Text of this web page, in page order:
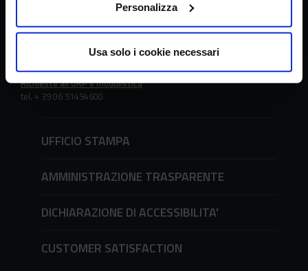
Personalizza
Usa solo i cookie necessari
URP - Ufficio Relazioni con il Pubblico
Richieste all'URP e modulistica
tel. + 39 06 51494600
UFFICIO STAMPA
AMMINISTRAZIONE TRASPARENTE
DICHIARAZIONE DI ACCESSIBILITA'
CUSTOMER SATISFACTION